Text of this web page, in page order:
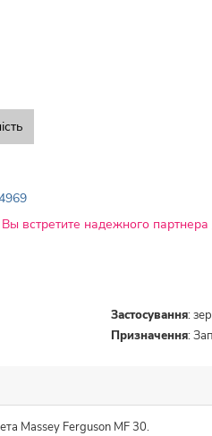
встретите надежного
Застосування:
Призначення:
Massey Ferguson MF 30.